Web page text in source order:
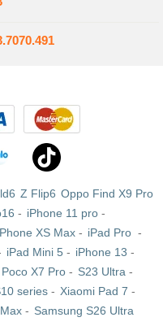
Z Flip6 Oppo Find X9 Pro
- iPhone 11 pro-
XS Max- iPad Pro -
iPad Mini 5 - iPhone 13 -
Poco X7 Pro - S23 Ultra -
series - Xiaomi Pad 7 -
- Samsung S26 Ultra